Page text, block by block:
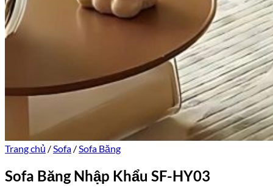
Trang chủ /Sofa /Sofa Băng
Sofa Băng Nhập Khẩu SF-HY03